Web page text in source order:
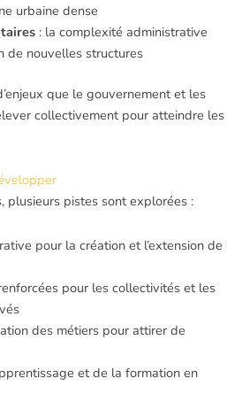
urbaine dense
: la complexité administrative
de nouvelles structures
que le gouvernement et les
collectivement pour atteindre les
plusieurs pistes sont explorées :
pour la création et l’extension de
pour les collectivités et les
des métiers pour attirer de
et de la formation en